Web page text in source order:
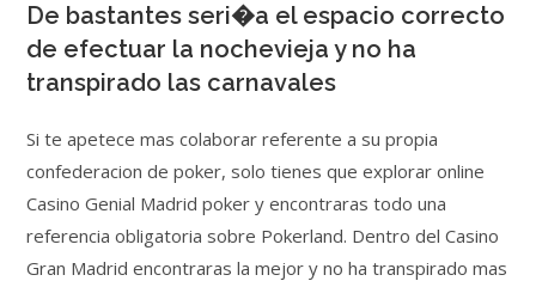
De bastantes seri�a el espacio correcto
de efectuar la nochevieja y no ha
transpirado las carnavales
Si te apetece mas colaborar referente a su propia
confederacion de poker, solo tienes que explorar online
Casino Genial Madrid poker y encontraras todo una
referencia obligatoria sobre Pokerland. Dentro del Casino
Gran Madrid encontraras la mejor y no ha transpirado mas